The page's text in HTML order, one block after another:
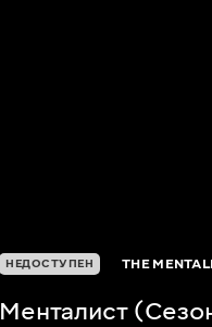
НЕДОСТУПЕН THE
Менталист